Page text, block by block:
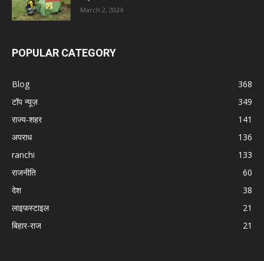
March 2, 2024
POPULAR CATEGORY
Blog
368
टॉप न्यूज़
349
राज्य-शहर
141
अपराध
136
ranchi
133
राजनीति
60
देश
38
लाइफस्टाइल
21
बिहार-राज
21